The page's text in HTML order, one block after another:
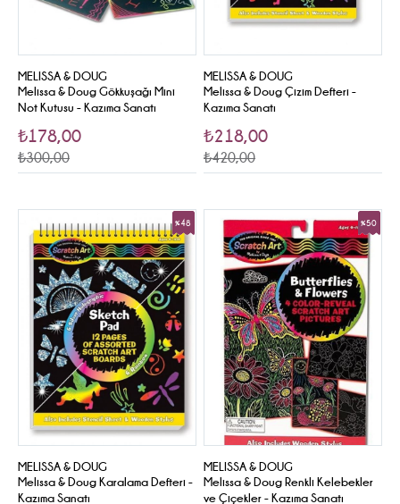
MELISSA & DOUG
Melissa & Doug Gökkuşağı Mini
Not Kutusu - Kazıma Sanatı
₺178,00
₺300,00
MELISSA & DOUG
Melissa & Doug Çizim Defteri -
Kazıma Sanatı
₺218,00
₺420,00
MELISSA & DOUG
Melissa & Doug Karalama Defteri -
Kazıma Sanatı
%48
Sale
MELISSA & DOUG
Melissa & Doug Renkli Kelebekler
ve Çiçekler - Kazıma Sanatı
%50
Sale